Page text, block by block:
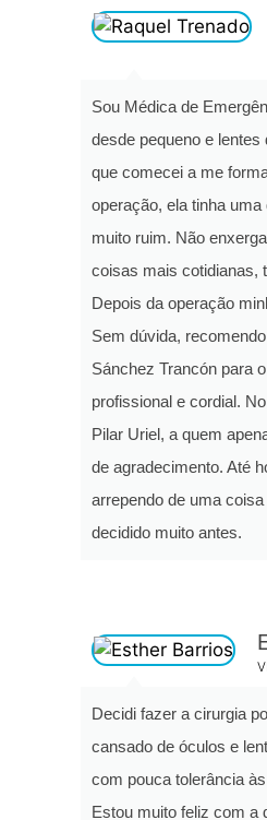
Sou Médica de
desde pequeno e lentes
que comecei a me
operação, ela tinha uma
muito ruim. Não
coisas mais cotidianas,
Depois da operação
Sem dúvida,
Sánchez Trancón para
profissional e cordial.
Pilar Uriel, a quem
de agradecimento. Até
arrependo de uma
decidido muito antes.
Decidi fazer a cirurgia
cansado de óculos e
com pouca tolerância
Estou muito feliz com a